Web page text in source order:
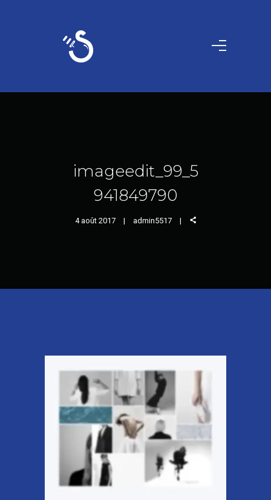
imageedit_99_5
941849790
4 août 2017 admin5517